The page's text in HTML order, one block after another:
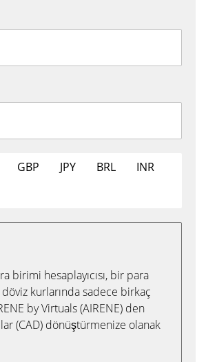
GBP JPY BRL
INR
birimi hesaplayıcısı, bir para
kurlarında sadece birkaç
by Virtuals (AIRENE) den
(CAD) dönüştürmenize olanak